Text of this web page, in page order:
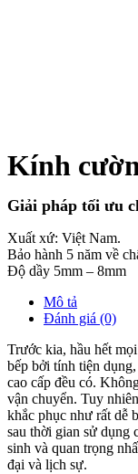
Kính
Giải pháp tối ưu
Xuất xứ: Việt Nam.
Bảo hành 5 năm về
Độ dầy 5mm – 8mm
Mô tả
Đánh giá (0)
Trước kia, hầu hết
bếp bởi tính tiện
cao cấp đều có.
vận chuyển. Tuy
khắc phục như rất dễ
sau thời gian sử dụng
sinh và quan trọng
đại và lịch sự.